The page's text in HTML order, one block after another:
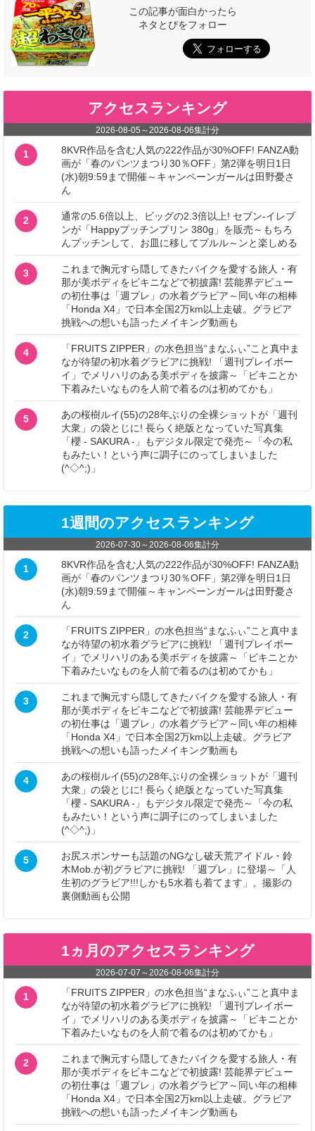
この記事が面白かったら
ネタとぴをフォロー
アクセスランキング
2026-08-05 ～2026-08-06集計分
1
8KVR作品を含む人気の222作品が30%OFF! FANZA動
画が「春のパンツまつり30％OFF」第2弾を明日1日
(水)朝9:59まで開催～キャンペーンガールは田野憂さ
ん
2
通常の5.6倍以上、ビッグの2.3倍以上! セブン‐イレブ
ンが「Happyプッチンプリン 380g」を販売～もちろ
んプッチンして、お皿に移してプルル～ンと楽しめる
3
これまで胸元すら隠してきたバイクを愛する旅人・有
那が美ボディをビキニなどで初披露! 芸能界デビュー
の初仕事は「週プレ」の水着グラビア～同い年の相棒
「Honda X4」で日本全国2万km以上走破。グラビア
挑戦への想いも語ったメイキング動画も
4
「FRUITS ZIPPER」の水色担当“まなふぃ”こと真中ま
なが待望の初水着グラビアに挑戦! 「週刊プレイボー
イ」でメリハリのある美ボディを披露～「ビキニとか
下着みたいなものを人前で着るのは初めてかも」
5
あの桜樹ルイ(55)の28年ぶりの全裸ショットが「週刊
大衆」の袋とじに! 長らく絶版となっていた写真集
「櫻 - SAKURA -」もデジタル限定で発売～「今の私
もみたい！という声に調子にのってしまいました
(^◇^;)」
1週間のアクセスランキング
2026-07-30～2026-08-06集計分
1
8KVR作品を含む人気の222作品が30%OFF! FANZA動
画が「春のパンツまつり30％OFF」第2弾を明日1日
(水)朝9:59まで開催～キャンペーンガールは田野憂さ
ん
2
「FRUITS ZIPPER」の水色担当“まなふぃ”こと真中ま
なが待望の初水着グラビアに挑戦! 「週刊プレイボー
イ」でメリハリのある美ボディを披露～「ビキニとか
下着みたいなものを人前で着るのは初めてかも」
3
これまで胸元すら隠してきたバイクを愛する旅人・有
那が美ボディをビキニなどで初披露! 芸能界デビュー
の初仕事は「週プレ」の水着グラビア～同い年の相棒
「Honda X4」で日本全国2万km以上走破。グラビア
挑戦への想いも語ったメイキング動画も
4
あの桜樹ルイ(55)の28年ぶりの全裸ショットが「週刊
大衆」の袋とじに! 長らく絶版となっていた写真集
「櫻 - SAKURA -」もデジタル限定で発売～「今の私
もみたい！という声に調子にのってしまいました
(^◇^;)」
5
お尻スポンサーも話題のNGなし破天荒アイドル・鈴
木Mob.が初グラビアに挑戦! 「週プレ」に登場～「人
生初のグラビア!!!しかも5水着も着てます」。撮影の
裏側動画も公開
1ヵ月のアクセスランキング
2026-07-07 ～2026-08-06集計分
1
「FRUITS ZIPPER」の水色担当“まなふぃ”こと真中ま
なが待望の初水着グラビアに挑戦! 「週刊プレイボー
イ」でメリハリのある美ボディを披露～「ビキニとか
下着みたいなものを人前で着るのは初めてかも」
2
これまで胸元すら隠してきたバイクを愛する旅人・有
那が美ボディをビキニなどで初披露! 芸能界デビュー
の初仕事は「週プレ」の水着グラビア～同い年の相棒
「Honda X4」で日本全国2万km以上走破。グラビア
挑戦への想いも語ったメイキング動画も